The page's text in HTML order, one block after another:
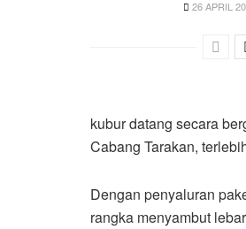
26 APRIL
kubur datang secara
Cabang Tarakan,
Dengan penyaluran
rangka menyambut